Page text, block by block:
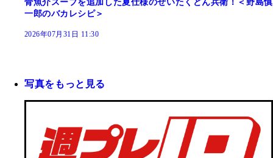
骨魚介スープを追加した夏仕様のぜいたくどん兵衛！＜野島慎
一郎のバカレシピ＞
2026年07月31日 11:30
写真をもっと見る